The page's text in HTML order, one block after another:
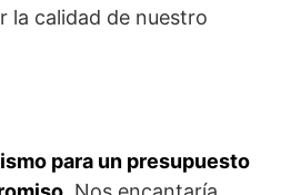
la calidad de nuestro
para un presupuesto